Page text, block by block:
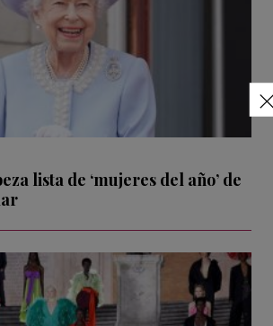
lista de ‘mujeres del año’ de